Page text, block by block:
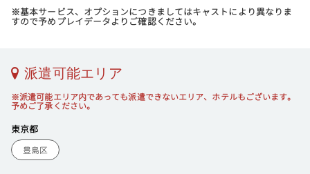
※基本サービス、オプションにつきましてはキャストにより異なりま
すので予めプレイデータよりご確認ください。
派遣可能エリア
※派遣可能エリア内であっても派遣できないエリア、ホテルもございます。
予めご了承ください。
東京都
豊島区